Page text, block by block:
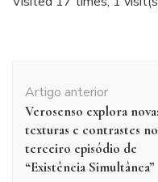
de
post
Artigo anterior
Verosenso explora
texturas e contrastes no
terceiro episódio de
“Existência Simultânea”